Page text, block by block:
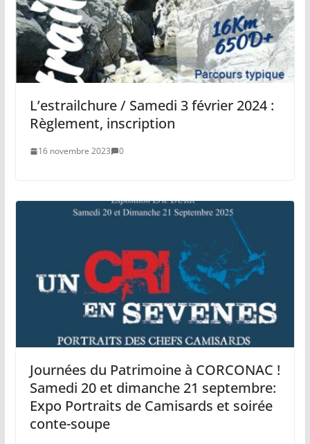
L’estrailchure / Samedi 3 février 2024 :
Règlement, inscription
16 novembre 2023 0
Journées du Patrimoine à CORCONAC !
Samedi 20 et dimanche 21 septembre:
Expo Portraits de Camisards et soirée
conte-soupe